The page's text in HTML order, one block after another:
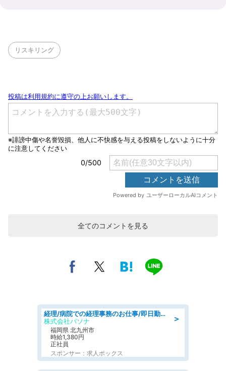
リスキリング
全てのコメントを見る
＞
経理/病院での経理事務のお仕事/即日勤務可/車通勤可/経理/一般事務
株式会社パソナ
福岡県 北九州市
時給1,380円
正社員
スポンサー：求人ボックス